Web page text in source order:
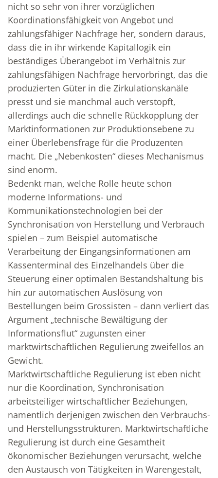
nicht so sehr von ihrer vorzüglichen
Koordinationsfähigkeit von Angebot und
zahlungsfähiger Nachfrage her, sondern daraus,
dass die in ihr wirkende Kapitallogik ein
beständiges Überangebot im Verhältnis zur
zahlungsfähigen Nachfrage hervorbringt, das die
produzierten Güter in die Zirkulationskanäle
presst und sie manchmal auch verstopft,
allerdings auch die schnelle Rückkopplung der
Marktinformationen zur Produktionsebene zu
einer Überlebensfrage für die Produzenten
macht. Die „Nebenkosten“ dieses Mechanismus
sind enorm.
Bedenkt man, welche Rolle heute schon
moderne Informations- und
Kommunikationstechnologien bei der
Synchronisation von Herstellung und Verbrauch
spielen – zum Beispiel automatische
Verarbeitung der Eingangsinformationen am
Kassenterminal des Einzelhandels über die
Steuerung einer optimalen Bestandshaltung bis
hin zur automatischen Auslösung von
Bestellungen beim Grossisten – dann verliert das
Argument „technische Bewältigung der
Informationsflut“ zugunsten einer
marktwirtschaftlichen Regulierung zweifellos an
Gewicht.
Marktwirtschaftliche Regulierung ist eben nicht
nur die Koordination, Synchronisation
arbeitsteiliger wirtschaftlicher Beziehungen,
namentlich derjenigen zwischen den Verbrauchs-
und Herstellungsstrukturen. Marktwirtschaftliche
Regulierung ist durch eine Gesamtheit
ökonomischer Beziehungen verursacht, welche
den Austausch von Tätigkeiten in Warengestalt,